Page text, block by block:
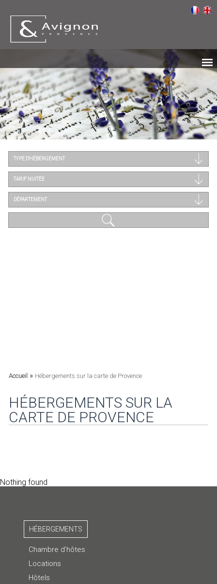
TYPE D'HÉBERGEMENT
TARIF NUITÉE
DÉPARTEMENT
Accueil» Hébergements sur la carte de Provence
HÉBERGEMENTS SUR LA
CARTE DE PROVENCE
Nothing found
HÉBERGEMENTS
Chambre d’hôtes
Locations
Hôtels